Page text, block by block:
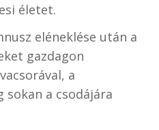
életet.
eléneklése után a
gazdagon
a
a csodájára